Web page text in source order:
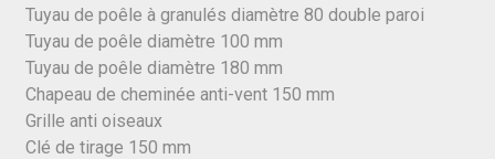
Tuyau de poêle à granulés diamètre 80 double paroi
Tuyau de poêle diamètre 100 mm
Tuyau de poêle diamètre 180 mm
Chapeau de cheminée anti-vent 150 mm
Grille anti oiseaux
Clé de tirage 150 mm